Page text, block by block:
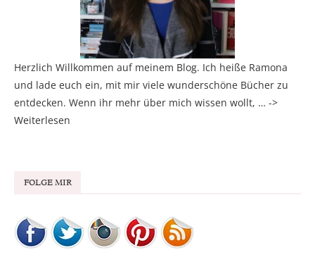
Herzlich Willkommen auf meinem Blog. Ich heiße Ramona
und lade euch ein, mit mir viele wunderschöne Bücher zu
entdecken. Wenn ihr mehr über mich wissen wollt, … ->
Weiterlesen
FOLGE MIR